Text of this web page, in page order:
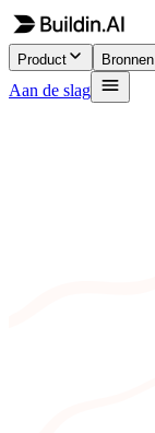
Product Bronnen
Aan de slag